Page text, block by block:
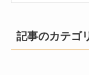
記事のカテゴ